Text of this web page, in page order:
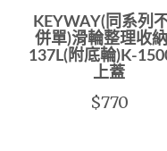
KEYWAY(同系列
併單)滑輪整理收
137L(附底輪)K-
上蓋
$770